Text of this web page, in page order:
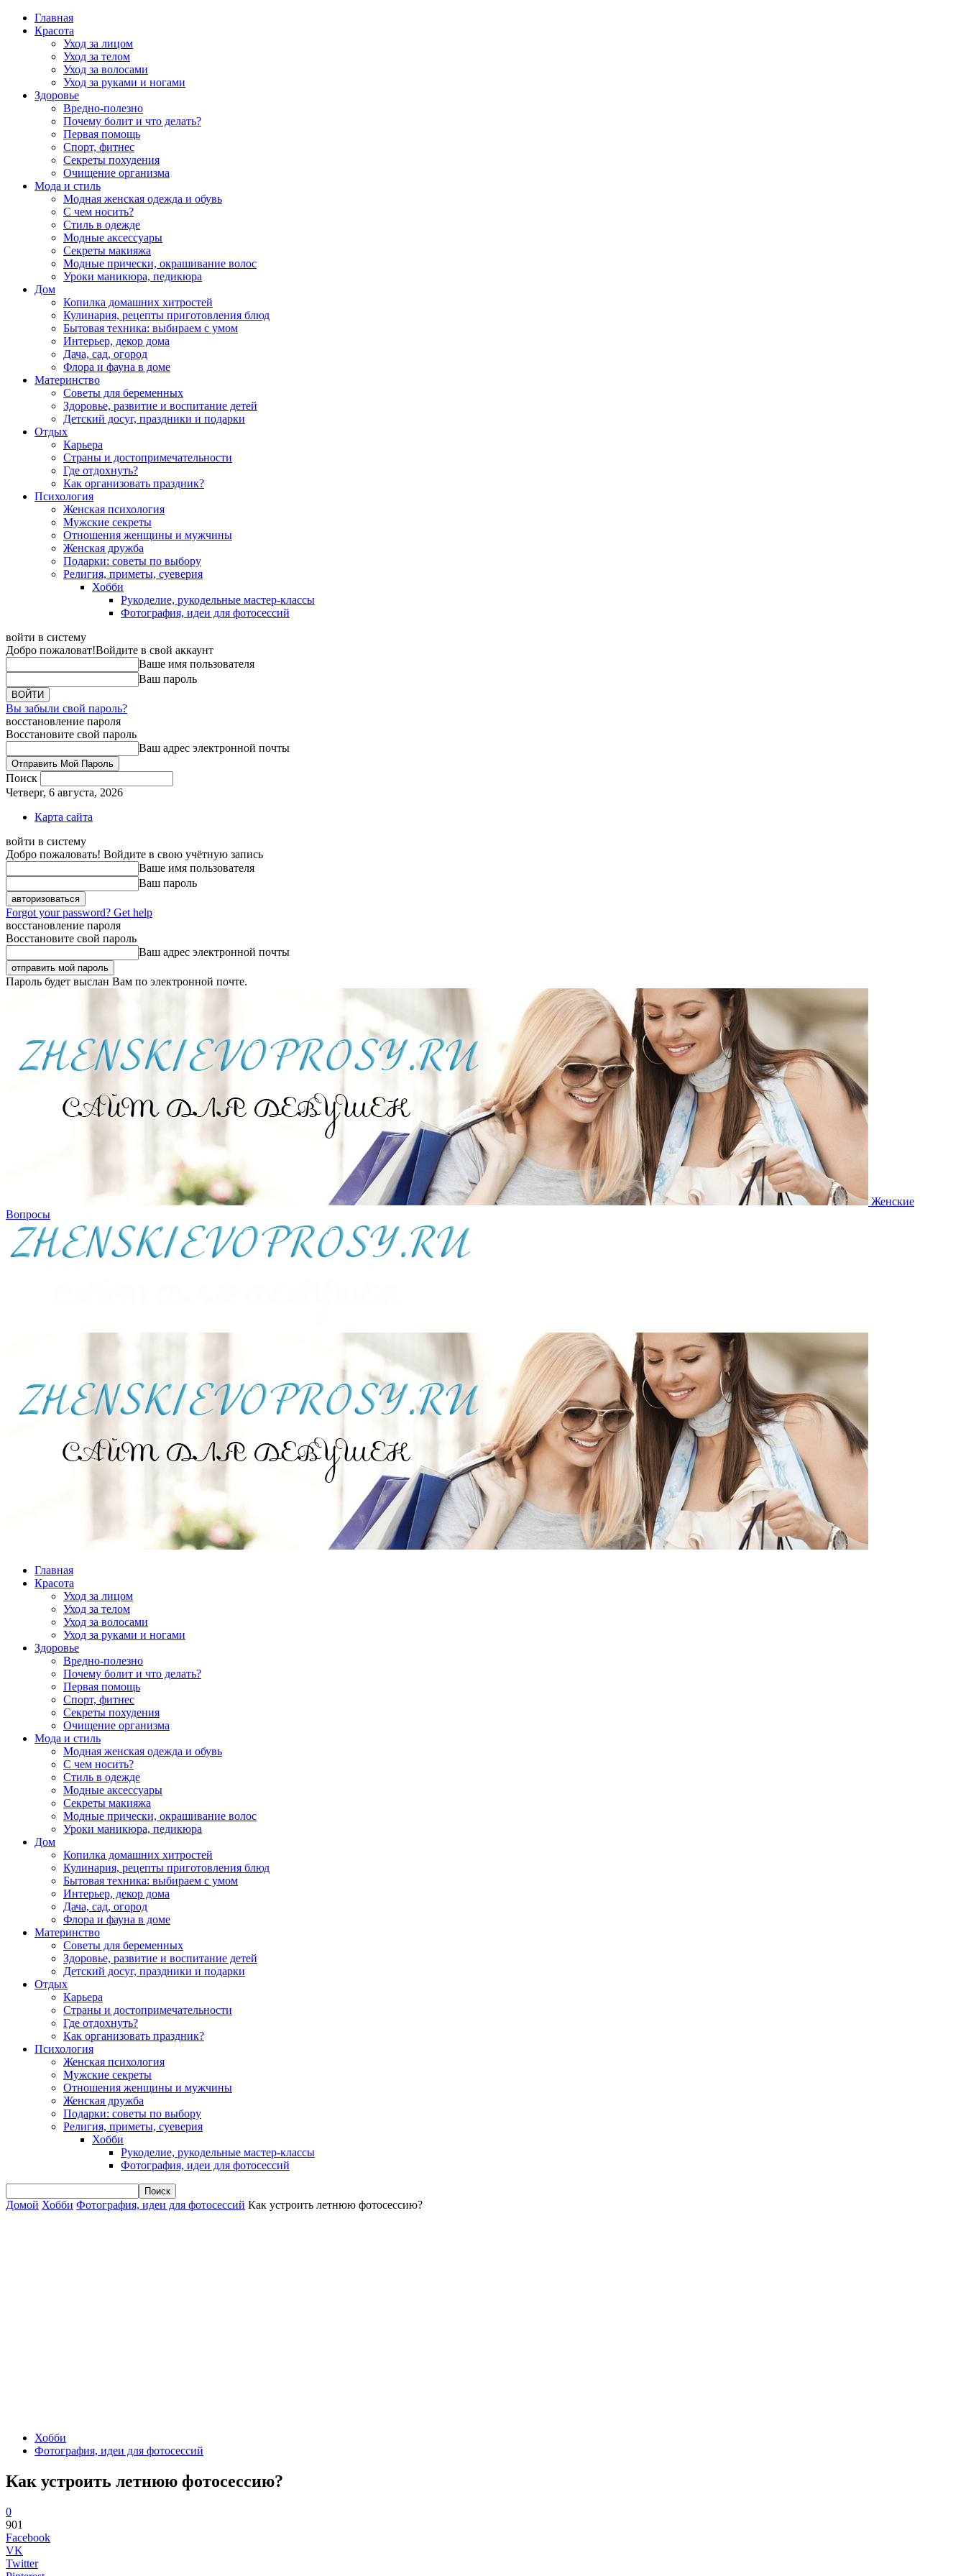
Главная
Красота
Уход за лицом
Уход за телом
Уход за волосами
Уход за руками и ногами
Здоровье
Вредно-полезно
Почему болит и что делать?
Первая помощь
Спорт, фитнес
Секреты похудения
Очищение организма
Мода и стиль
Модная женская одежда и обувь
С чем носить?
Стиль в одежде
Модные аксессуары
Секреты макияжа
Модные прически, окрашивание волос
Уроки маникюра, педикюра
Дом
Копилка домашних хитростей
Кулинария, рецепты приготовления блюд
Бытовая техника: выбираем с умом
Интерьер, декор дома
Дача, сад, огород
Флора и фауна в доме
Материнство
Советы для беременных
Здоровье, развитие и воспитание детей
Детский досуг, праздники и подарки
Отдых
Карьера
Страны и достопримечательности
Где отдохнуть?
Как организовать праздник?
Психология
Женская психология
Мужские секреты
Отношения женщины и мужчины
Женская дружба
Подарки: советы по выбору
Религия, приметы, суеверия
Хобби
Рукоделие, рукодельные мастер-классы
Фотография, идеи для фотосессий
войти в систему
Добро пожаловат!Войдите в свой аккаунт
Ваше имя пользователя
Ваш пароль
Вы забыли свой пароль?
восстановление пароля
Восстановите свой пароль
Ваш адрес электронной почты
Поиск
Четверг, 6 августа, 2026
Карта сайта
войти в систему
Добро пожаловать! Войдите в свою учётную запись
Ваше имя пользователя
Ваш пароль
Forgot your password? Get help
восстановление пароля
Восстановите свой пароль
Ваш адрес электронной почты
Пароль будет выслан Вам по электронной почте.
Женские
Вопросы
Главная
Красота
Уход за лицом
Уход за телом
Уход за волосами
Уход за руками и ногами
Здоровье
Вредно-полезно
Почему болит и что делать?
Первая помощь
Спорт, фитнес
Секреты похудения
Очищение организма
Мода и стиль
Модная женская одежда и обувь
С чем носить?
Стиль в одежде
Модные аксессуары
Секреты макияжа
Модные прически, окрашивание волос
Уроки маникюра, педикюра
Дом
Копилка домашних хитростей
Кулинария, рецепты приготовления блюд
Бытовая техника: выбираем с умом
Интерьер, декор дома
Дача, сад, огород
Флора и фауна в доме
Материнство
Советы для беременных
Здоровье, развитие и воспитание детей
Детский досуг, праздники и подарки
Отдых
Карьера
Страны и достопримечательности
Где отдохнуть?
Как организовать праздник?
Психология
Женская психология
Мужские секреты
Отношения женщины и мужчины
Женская дружба
Подарки: советы по выбору
Религия, приметы, суеверия
Хобби
Рукоделие, рукодельные мастер-классы
Фотография, идеи для фотосессий
Домой Хобби Фотография, идеи для фотосессий Как устроить летнюю фотосессию?
Хобби
Фотография, идеи для фотосессий
Как устроить летнюю фотосессию?
0
901
Facebook
VK
Twitter